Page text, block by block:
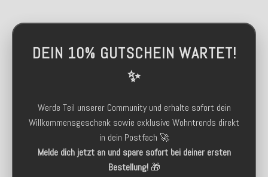
DEIN 10% GUTSCHEIN WARTET!
✨
Werde Teil unserer Community und erhalte sofort dein
Willkommensgeschenk sowie exklusive Wohntrends direkt
in dein Postfach 🚀
Melde dich jetzt an und spare sofort bei deiner ersten
Bestellung!🎁